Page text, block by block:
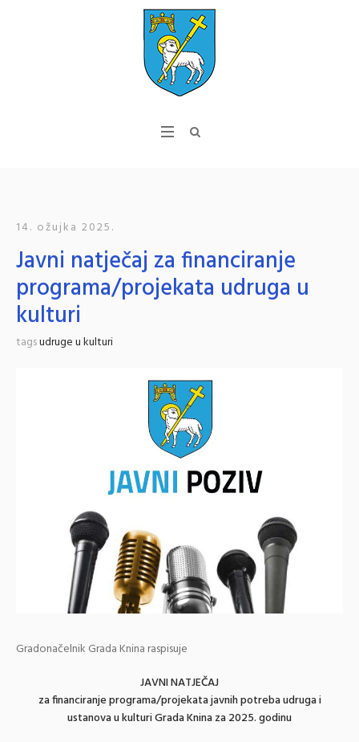
14. ožujka 2025.
Javni natječaj za financiranje
programa/projekata udruga u
kulturi
tagsudruge u kulturi
Gradonačelnik Grada Knina raspisuje
JAVNI NATJEČAJ
za financiranje programa/projekata javnih potreba udruga i
ustanova u kulturi Grada Knina za 2025. godinu